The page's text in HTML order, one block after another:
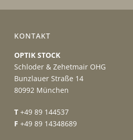
KONTAKT
OPTIK STOCK
Schloder & Zehetmair OHG
Bunzlauer Straße 14
80992 München
T +49 89 144537
F +49 89 14348689